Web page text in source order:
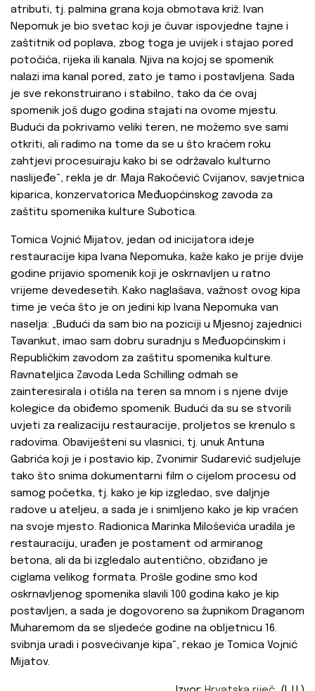
atributi, tj. palmina grana koja obmotava križ. Ivan
Nepomuk je bio svetac koji je čuvar ispovjedne tajne i
zaštitnik od poplava, zbog toga je uvijek i stajao pored
potočića, rijeka ili kanala. Njiva na kojoj se spomenik
nalazi ima kanal pored, zato je tamo i postavljena. Sada
je sve rekonstruirano i stabilno, tako da će ovaj
spomenik još dugo godina stajati na ovome mjestu.
Budući da pokrivamo veliki teren, ne možemo sve sami
otkriti, ali radimo na tome da se u što kraćem roku
zahtjevi procesuiraju kako bi se održavalo kulturno
naslijeđe“, rekla je dr. Maja Rakočević Cvijanov, savjetnica
kiparica, konzervatorica Međuopćinskog zavoda za
zaštitu spomenika kulture Subotica.
Tomica Vojnić Mijatov, jedan od inicijatora ideje
restauracije kipa Ivana Nepomuka, kaže kako je prije dvije
godine prijavio spomenik koji je oskrnavljen u ratno
vrijeme devedesetih. Kako naglašava, važnost ovog kipa
time je veća što je on jedini kip Ivana Nepomuka van
naselja: „Budući da sam bio na poziciji u Mjesnoj zajednici
Tavankut, imao sam dobru suradnju s Međuopćinskim i
Republičkim zavodom za zaštitu spomenika kulture.
Ravnateljica Zavoda Leda Schilling odmah se
zainteresirala i otišla na teren sa mnom i s njene dvije
kolegice da obiđemo spomenik. Budući da su se stvorili
uvjeti za realizaciju restauracije, proljetos se krenulo s
radovima. Obaviješteni su vlasnici, tj. unuk Antuna
Gabrića koji je i postavio kip, Zvonimir Sudarević sudjeluje
tako što snima dokumentarni film o cijelom procesu od
samog početka, tj. kako je kip izgledao, sve daljnje
radove u ateljeu, a sada je i snimljeno kako je kip vraćen
na svoje mjesto. Radionica Marinka Miloševića uradila je
restauraciju, urađen je postament od armiranog
betona, ali da bi izgledalo autentično, obziđano je
ciglama velikog formata. Prošle godine smo kod
oskrnavljenog spomenika slavili 100 godina kako je kip
postavljen, a sada je dogovoreno sa župnikom Draganom
Muharemom da se sljedeće godine na obljetnicu 16.
svibnja uradi i posvećivanje kipa“, rekao je Tomica Vojnić
Mijatov.